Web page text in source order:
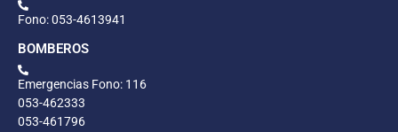
Fono: 053-4613941
BOMBEROS
Emergencias Fono: 116
053-462333
053-461796